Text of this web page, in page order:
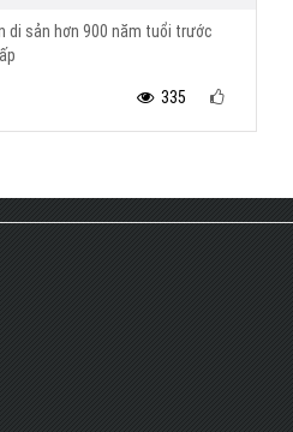
di sản hơn 900 năm tuổi trước
335